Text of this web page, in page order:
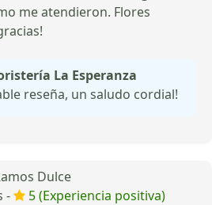
me atendieron. Flores
La Esperanza
reseña, un saludo cordial!
Dulce
-
5 (Experiencia positiva)